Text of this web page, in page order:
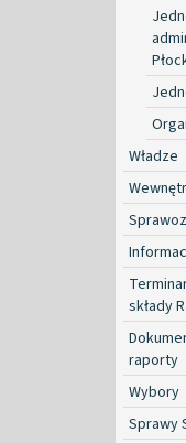
Władze
składy
raporty
Wybory
Sprawy